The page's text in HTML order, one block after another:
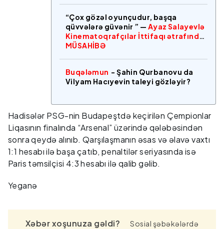
“Çox gözəl oyunçudur, başqa
qüvvələrə güvənir ” — Ayaz Salayevlə
Kinematoqrafçılar İttifaqı ətrafında
MÜSAHİBƏ
Buqələmun - Şahin Qurbanovu da
Vilyam Hacıyevin taleyi gözləyir?
Hadisələr PSG-nin Budapeştdə keçirilən Çempionlar
Liqasının finalında “Arsenal” üzərində qələbəsindən
sonra qeydə alınıb. Qarşılaşmanın əsas və əlavə vaxtı
1:1 hesabı ilə başa çatıb, penaltilər seriyasında isə
Paris təmsilçisi 4:3 hesabı ilə qalib gəlib.
Yeganə
Xəbər xoşunuza gəldi?
Sosial şəbəkələrdə